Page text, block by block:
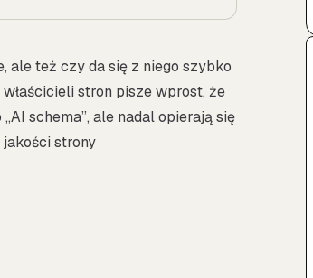
ale też czy da się z niego szybko
stron pisze wprost, że
schema”, ale nadal opierają się
strony